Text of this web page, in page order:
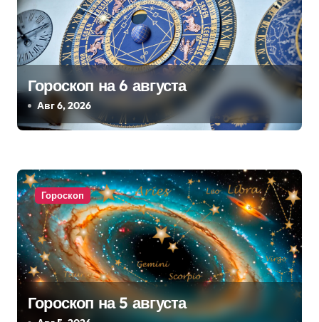
с
я
мГороскоп на 6 августа
Авг 6, 2026
Гороскоп
Гороскоп на 5 августа